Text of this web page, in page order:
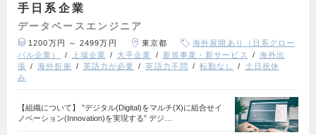
手日系企業
データベースエンジニア
1200万円 ～ 2499万円 東京都
海外展開あり（日系グロー
バル企業）
上場企業 大手企業 新規事業・新サービス
海外出
張
海外折衝 英語力が必要 英語力不問 転勤なし
土日祝休
み
【組織について】 ”デジタル(Digital)をマルチ(X)に組合せイ
ノベーション(Innovation)を実現する” デジ…